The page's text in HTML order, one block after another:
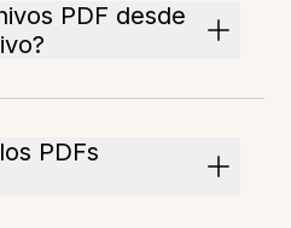
PDF desde
PDFs